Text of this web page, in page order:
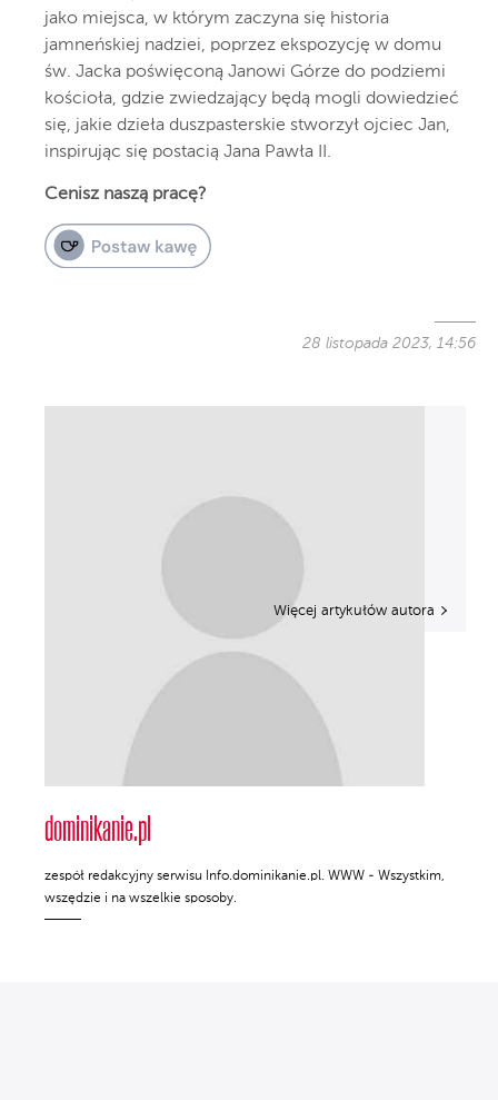
jako miejsca, w którym zaczyna się historia
jamneńskiej nadziei, poprzez ekspozycję w domu
św. Jacka poświęconą Janowi Górze do podziemi
kościoła, gdzie zwiedzający będą mogli dowiedzieć
się, jakie dzieła duszpasterskie stworzył ojciec Jan,
inspirując się postacią Jana Pawła II.
Cenisz naszą pracę?
28 listopada 2023, 14:56
dominikanie.pl
zespół redakcyjny serwisu Info.dominikanie.pl. WWW - Wszystkim,
wszędzie i na wszelkie sposoby.
Więcej artykułów autora